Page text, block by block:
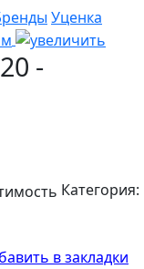
Уценка
-
Категория:
в закладки